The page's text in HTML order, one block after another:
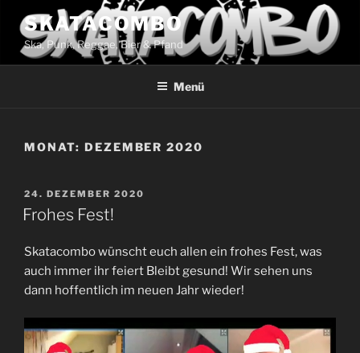
Inhalt
springen
SKATACOMBO
Ska, Punk, Reggae, Bier & Pfand
Menü
MONAT: DEZEMBER 2020
VERÖFFENTLICHT
AM
24. DEZEMBER 2020
Frohes Fest!
Skatacombo wünscht euch allen ein frohes Fest, was
auch immer ihr feiert Bleibt gesund! Wir sehen uns
dann hoffentlich im neuen Jahr wieder!